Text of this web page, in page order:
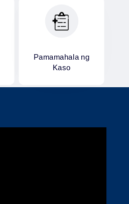
Pamamahala ng
Kaso